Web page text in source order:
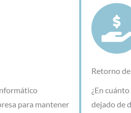
para mantener
Retorno
¿En
dejado de